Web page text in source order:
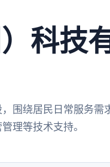
科技
围绕居民日常服务需
理等技术支持。